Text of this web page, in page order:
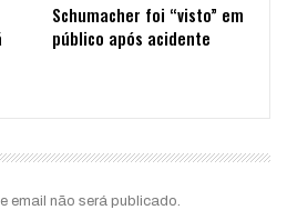
Schumacher foi “visto” em
público após acidente
email não será publicado.